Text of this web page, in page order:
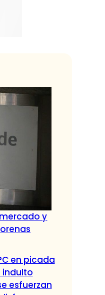
y
en picada
indulto
esfuerzan